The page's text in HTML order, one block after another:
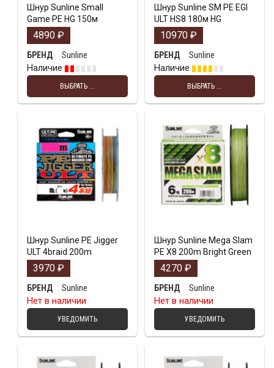
Шнур Sunline Small
Game PE HG 150м
4890 ₽
БРЕНД
Sunline
Наличие
ВЫБРАТЬ ...
Шнур Sunline SM PE EGI
ULT HS8 180м HG
10970 ₽
БРЕНД
Sunline
Наличие
ВЫБРАТЬ ...
Шнур Sunline PE Jigger
ULT 4braid 200m
3970 ₽
БРЕНД
Sunline
Нет в наличии
УВЕДОМИТЬ
Шнур Sunline Mega Slam
PE X8 200m Bright Green
4270 ₽
БРЕНД
Sunline
Нет в наличии
УВЕДОМИТЬ